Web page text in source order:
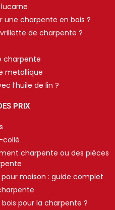
une charpente en bois ?
de charpente ?
charpente
metallique
l’huile de lin ?
PRIX
collé
charpente ou des pièces
maison : guide complet
pour la charpente ?